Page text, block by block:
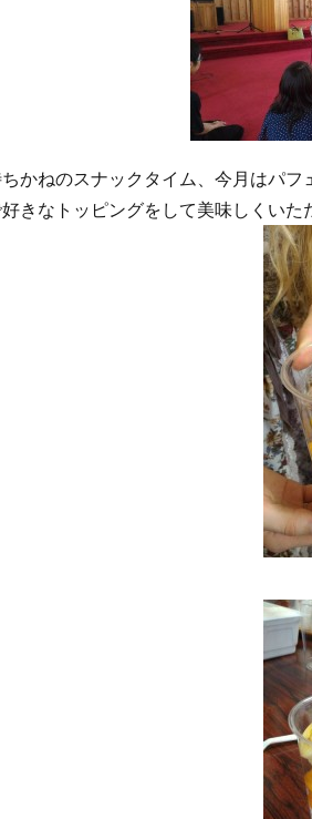
かねのスナックタイム、今月はパフ
きなトッピングをして美味しくいた